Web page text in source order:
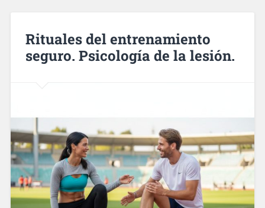
Rituales del entrenamiento
seguro. Psicología de la lesión.